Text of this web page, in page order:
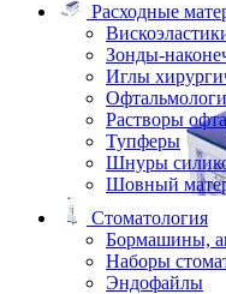
Расходные
Зонды-
Иглы
Растворы
Тупферы
Шнуры
Шовный
Стоматология
Бормашины,
Наборы
Эндофайлы